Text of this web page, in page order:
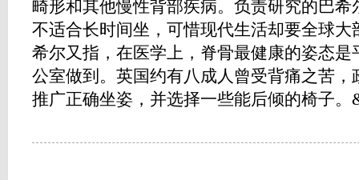
畸形和其他慢性背部疾病。负责研究的巴
不适合长时间坐，可惜现代生活却要全
希尔又指，在医学上，脊骨最健康的姿态
公室做到。英国约有八成人曾受背痛之苦
推广正确坐姿，并选择一些能后倾的椅子。